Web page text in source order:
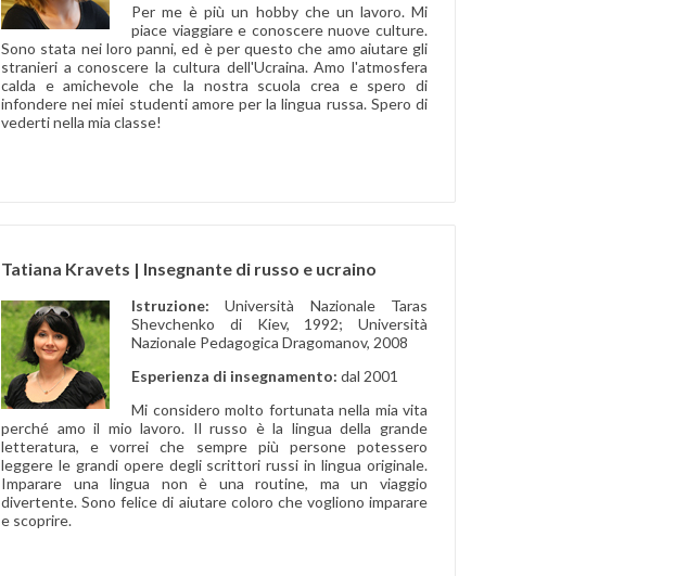
Per me è più un hobby che un lavoro. Mi
piace viaggiare e conoscere nuove culture.
Sono stata nei loro panni, ed è per questo che amo aiutare gli
stranieri a conoscere la cultura dell'Ucraina. Amo l'atmosfera
calda e amichevole che la nostra scuola crea e spero di
infondere nei miei studenti amore per la lingua russa. Spero di
vederti nella mia classe!
Tatiana Kravets | Insegnante di russo e ucraino
Istruzione:Università Nazionale Taras
Shevchenko di Kiev, 1992; Università
Nazionale Pedagogica Dragomanov, 2008
Esperienza di insegnamento: dal 2001
Mi considero molto fortunata nella mia vita
perché amo il mio lavoro. Il russo è la lingua della grande
letteratura, e vorrei che sempre più persone potessero
leggere le grandi opere degli scrittori russi in lingua originale.
Imparare una lingua non è una routine, ma un viaggio
divertente. Sono felice di aiutare coloro che vogliono imparare
e scoprire.